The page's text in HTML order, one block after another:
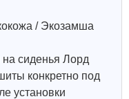
/ Экозамша
сиденья Лорд
конкретно под
установки